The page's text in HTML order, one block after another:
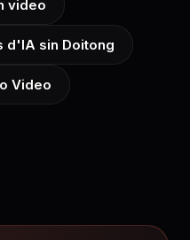
video
d'IA sin Doitong
Video